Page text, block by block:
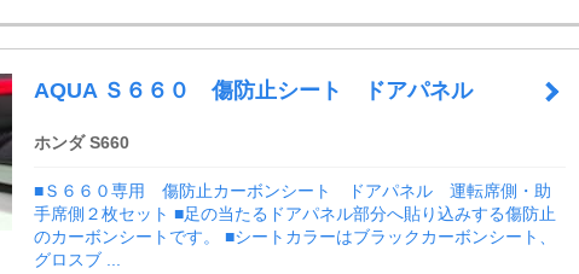
AQUA Ｓ６６０ 傷防止シート ドアパネル
ホンダ S660
■Ｓ６６０専用 傷防止カーボンシート ドアパネル 運転席側・助
手席側２枚セット ■足の当たるドアパネル部分へ貼り込みする傷防止
のカーボンシートです。 ■シートカラーはブラックカーボンシート、
グロスブ ...